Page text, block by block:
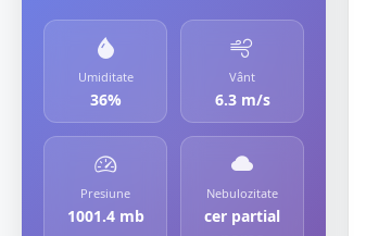
Umiditate
36%
Vânt
6.3 m/s
Presiune
1001.4 mb
Nebulozitate
cer partial